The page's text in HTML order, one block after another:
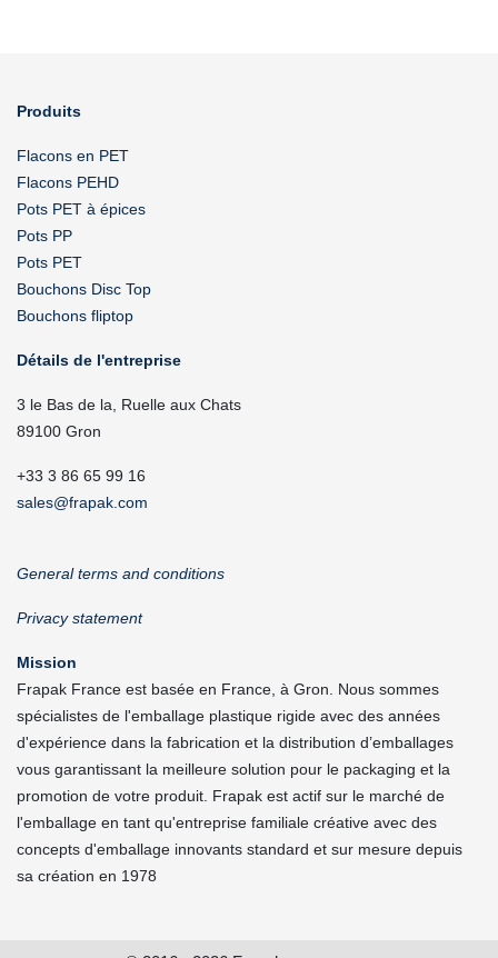
Produits
Flacons en PET
Flacons PEHD
Pots PET à épices
Pots PP
Pots PET
Bouchons Disc Top
Bouchons fliptop
Détails de l'entreprise
3 le Bas de la, Ruelle aux Chats
89100 Gron
+33 3 86 65 99 16
sales@frapak.com
General terms and conditions
Privacy statement
Mission
Frapak France est basée en France, à Gron. Nous sommes
spécialistes de l'emballage plastique rigide avec des années
d'expérience dans la fabrication et la distribution d’emballages
vous garantissant la meilleure solution pour le packaging et la
promotion de votre produit. Frapak est actif sur le marché de
l'emballage en tant qu'entreprise familiale créative avec des
concepts d'emballage innovants standard et sur mesure depuis
sa création en 1978